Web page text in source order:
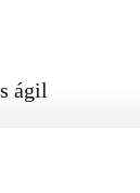
ágil